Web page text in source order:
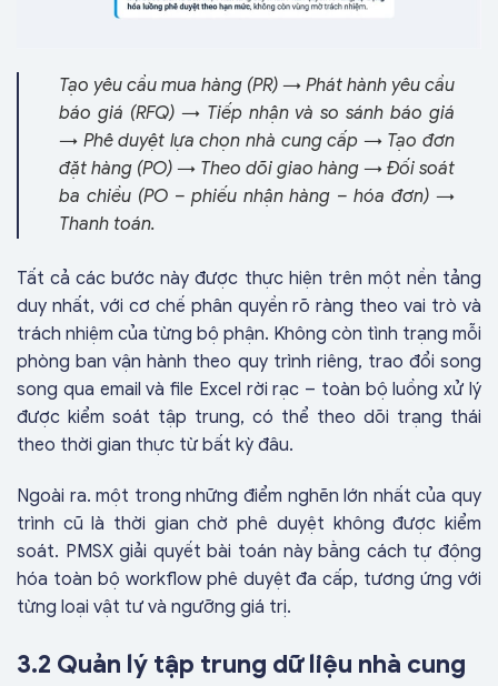
Tạo yêu cầu mua hàng (PR) → Phát hành yêu cầu
báo giá (RFQ) → Tiếp nhận và so sánh báo giá
→ Phê duyệt lựa chọn nhà cung cấp → Tạo đơn
đặt hàng (PO) → Theo dõi giao hàng → Đối soát
ba chiều (PO – phiếu nhận hàng – hóa đơn) →
Thanh toán.
Tất cả các bước này được thực hiện trên một nền tảng
duy nhất, với cơ chế phân quyền rõ ràng theo vai trò và
trách nhiệm của từng bộ phận. Không còn tình trạng mỗi
phòng ban vận hành theo quy trình riêng, trao đổi song
song qua email và file Excel rời rạc – toàn bộ luồng xử lý
được kiểm soát tập trung, có thể theo dõi trạng thái
theo thời gian thực từ bất kỳ đâu.
Ngoài ra. một trong những điểm nghẽn lớn nhất của quy
trình cũ là thời gian chờ phê duyệt không được kiểm
soát. PMSX giải quyết bài toán này bằng cách tự động
hóa toàn bộ workflow phê duyệt đa cấp, tương ứng với
từng loại vật tư và ngưỡng giá trị.
3.2 Quản lý tập trung dữ liệu nhà cung